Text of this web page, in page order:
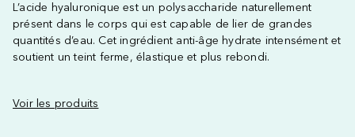
L’acide hyaluronique est un polysaccharide naturellement
présent dans le corps qui est capable de lier de grandes
quantités d’eau. Cet ingrédient anti-âge hydrate intensément et
soutient un teint ferme, élastique et plus rebondi.
Voir les produits